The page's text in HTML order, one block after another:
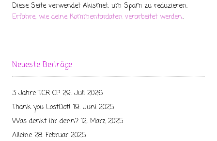
Diese Seite verwendet Akismet, um Spam zu reduzieren.
Erfahre, wie deine Kommentardaten verarbeitet werden..
Neueste Beiträge
3 Jahre TCR CP 29. Juli 2026
Thank you LostDot! 19. Juni 2025
Was denkt ihr denn? 12. März 2025
Alleine 28. Februar 2025